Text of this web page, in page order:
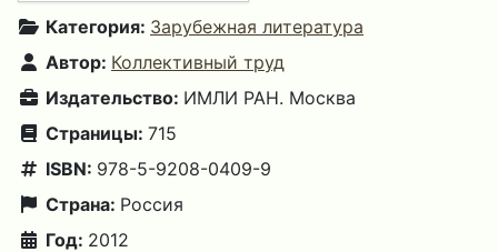
Категория: Зарубежная литература
Автор: Коллективный труд
Издательство: ИМЛИ РАН. Москва
Страницы: 715
ISBN: 978-5-9208-0409-9
Страна: Россия
Год: 2012